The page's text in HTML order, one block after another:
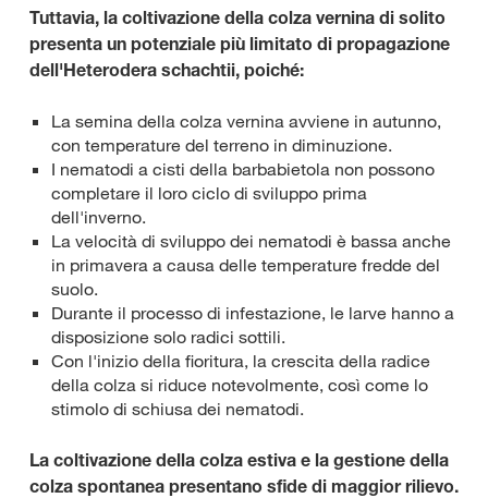
Tuttavia, la coltivazione della colza vernina di solito
presenta un potenziale più limitato di propagazione
dell'Heterodera schachtii, poiché:
La semina della colza vernina avviene in autunno,
con temperature del terreno in diminuzione.
I nematodi a cisti della barbabietola non possono
completare il loro ciclo di sviluppo prima
dell'inverno.
La velocità di sviluppo dei nematodi è bassa anche
in primavera a causa delle temperature fredde del
suolo.
Durante il processo di infestazione, le larve hanno a
disposizione solo radici sottili.
Con l'inizio della fioritura, la crescita della radice
della colza si riduce notevolmente, così come lo
stimolo di schiusa dei nematodi.
La coltivazione della colza estiva e la gestione della
colza spontanea presentano sfide di maggior rilievo.